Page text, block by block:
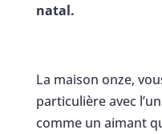
natal.
La maison onze,
particulière avec
comme un aimant